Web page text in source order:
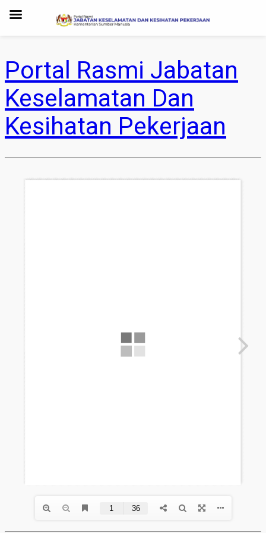
Portal Rasmi Jabatan
Keselamatan Dan
Kesihatan Pekerjaan